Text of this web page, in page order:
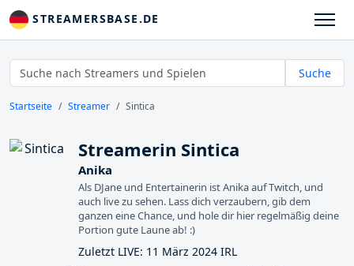
STREAMERSBASE.DE
Suche
Startseite Streamer Sintica
Streamerin Sintica
Anika
Als DJane und Entertainerin ist Anika auf Twitch, und
auch live zu sehen. Lass dich verzaubern, gib dem
ganzen eine Chance, und hole dir hier regelmäßig deine
Portion gute Laune ab! :)
Zuletzt LIVE: 11 März 2024 IRL